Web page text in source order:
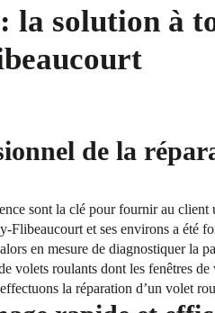
la solution à
de la
sont la clé pour fournir au
Flibeaucourt et ses environs a été
en mesure de diagnostiquer la
volets roulants dont les fenêtres
la réparation d’un volet